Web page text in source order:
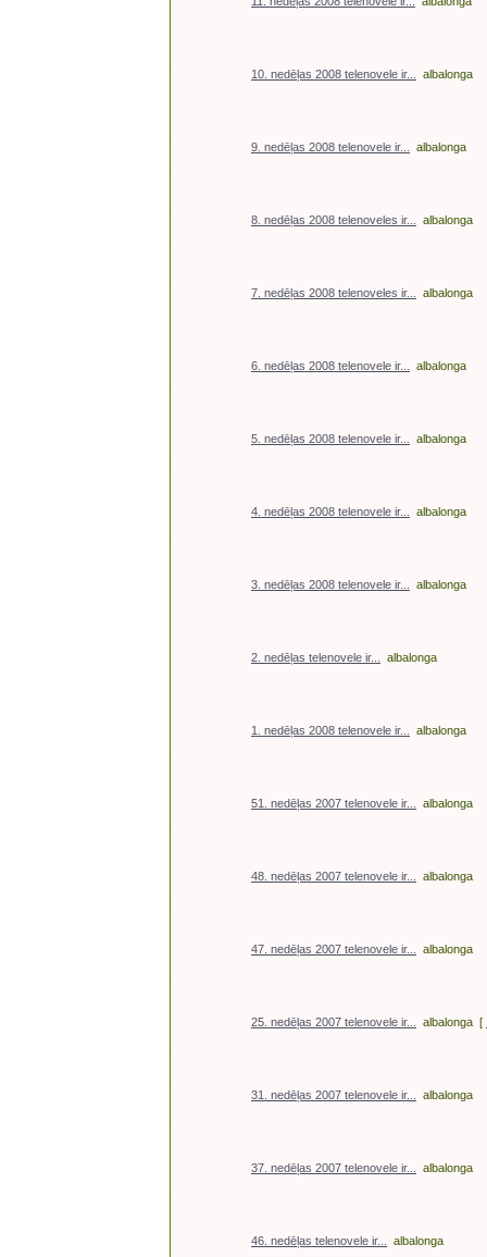
10. nedēļas 2008 telenovele ir... albalonga
9. nedēļas 2008 telenovele ir... albalonga
8. nedēļas 2008 telenoveles ir... albalonga
7. nedēļas 2008 telenoveles ir... albalonga
6. nedēļas 2008 telenovele ir... albalonga
5. nedēļas 2008 telenovele ir... albalonga
4. nedēļas 2008 telenovele ir... albalonga
3. nedēļas 2008 telenovele ir... albalonga
2. nedēļas telenovele ir... albalonga
1. nedēļas 2008 telenovele ir... albalonga
51. nedēļas 2007 telenovele ir... albalonga
48. nedēļas 2007 telenovele ir... albalonga
47. nedēļas 2007 telenovele ir... albalonga
25. nedēļas 2007 telenovele ir... albalonga [
31. nedēļas 2007 telenovele ir... albalonga
37. nedēļas 2007 telenovele ir... albalonga
46. nedēļas telenovele ir... albalonga